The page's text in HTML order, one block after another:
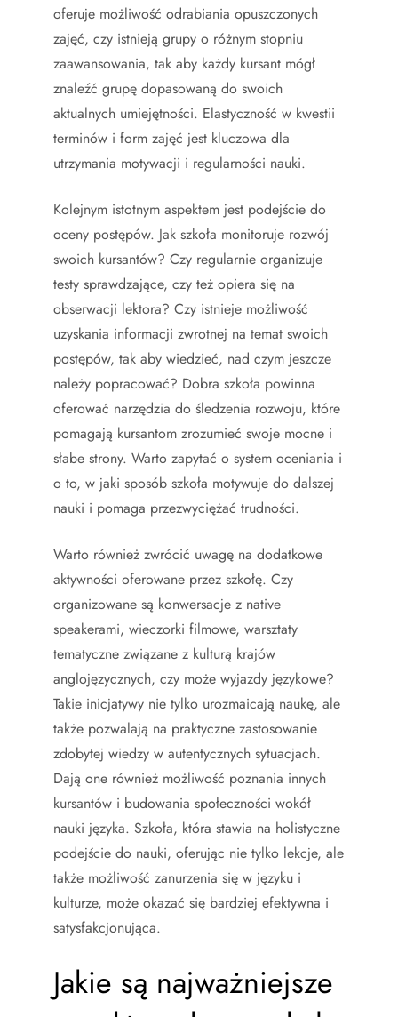
oferuje możliwość odrabiania opuszczonych
zajęć, czy istnieją grupy o różnym stopniu
zaawansowania, tak aby każdy kursant mógł
znaleźć grupę dopasowaną do swoich
aktualnych umiejętności. Elastyczność w kwestii
terminów i form zajęć jest kluczowa dla
utrzymania motywacji i regularności nauki.
Kolejnym istotnym aspektem jest podejście do
oceny postępów. Jak szkoła monitoruje rozwój
swoich kursantów? Czy regularnie organizuje
testy sprawdzające, czy też opiera się na
obserwacji lektora? Czy istnieje możliwość
uzyskania informacji zwrotnej na temat swoich
postępów, tak aby wiedzieć, nad czym jeszcze
należy popracować? Dobra szkoła powinna
oferować narzędzia do śledzenia rozwoju, które
pomagają kursantom zrozumieć swoje mocne i
słabe strony. Warto zapytać o system oceniania i
o to, w jaki sposób szkoła motywuje do dalszej
nauki i pomaga przezwyciężać trudności.
Warto również zwrócić uwagę na dodatkowe
aktywności oferowane przez szkołę. Czy
organizowane są konwersacje z native
speakerami, wieczorki filmowe, warsztaty
tematyczne związane z kulturą krajów
anglojęzycznych, czy może wyjazdy językowe?
Takie inicjatywy nie tylko urozmaicają naukę, ale
także pozwalają na praktyczne zastosowanie
zdobytej wiedzy w autentycznych sytuacjach.
Dają one również możliwość poznania innych
kursantów i budowania społeczności wokół
nauki języka. Szkoła, która stawia na holistyczne
podejście do nauki, oferując nie tylko lekcje, ale
także możliwość zanurzenia się w języku i
kulturze, może okazać się bardziej efektywna i
satysfakcjonująca.
Jakie są najważniejsze